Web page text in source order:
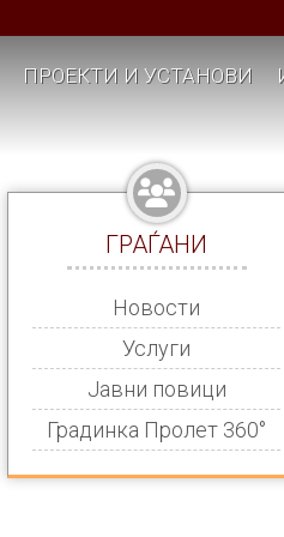
ПРОЕКТИ И УСТАНОВИ
ГРАЃАНИ
Новости
Услуги
Јавни повици
Градинка Пролет 360°